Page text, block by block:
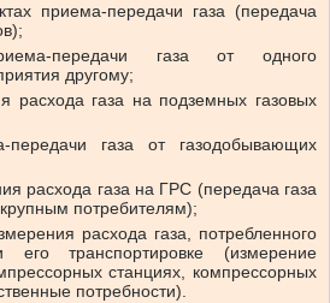
приема-передачи газа (передача
передачи газа от одного
другому;
расхода газа на подземных газовых
газа от газодобывающих
расхода газа на ГРС (передача газа
потребителям);
расхода газа, потребленного
его транспортировке (измерение
станциях, компрессорных
потребности).